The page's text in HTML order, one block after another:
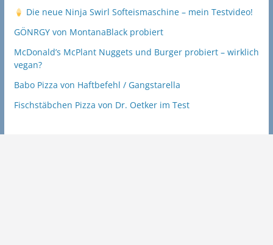
Die neue Ninja Swirl Softeismaschine – mein Testvideo!
GÖNRGY von MontanaBlack probiert
McDonald’s McPlant Nuggets und Burger probiert – wirklich
vegan?
Babo Pizza von Haftbefehl / Gangstarella
Fischstäbchen Pizza von Dr. Oetker im Test